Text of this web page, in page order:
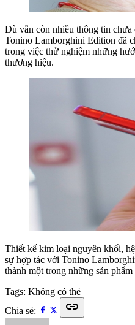
Dù vẫn còn nhiều thông tin
Tonino Lamborghini Edition đã
trong việc thử nghiệm những
thương hiệu.
Thiết kế kim loại nguyên khối,
sự hợp tác với Tonino
thành một trong những sản
Tags: Không có thẻ
Chia sẻ:
link